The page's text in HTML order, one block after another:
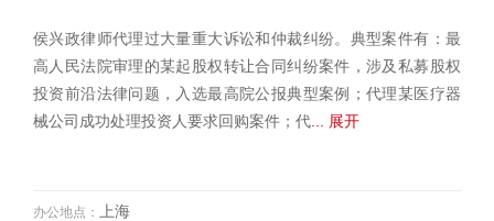
侯兴政律师代理过大量重大诉讼和仲裁纠纷。典型案件有：最
高人民法院审理的某起股权转让合同纠纷案件，涉及私募股权
投资前沿法律问题，入选最高院公报典型案例；代理某医疗器
械公司成功处理投资人要求回购案件；代 ... 展开
办公地点： 上海